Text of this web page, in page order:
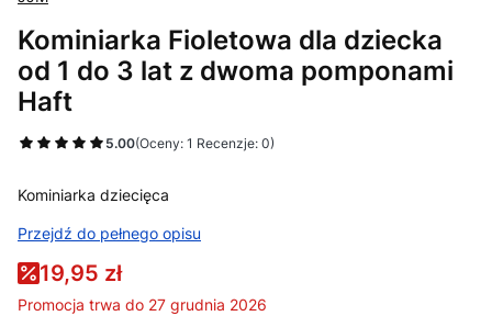
Kominiarka Fioletowa dla dziecka
od 1 do 3 lat z dwoma pomponami
Haft
5.00(Oceny: 1 Recenzje: 0)
Kominiarka dziecięca
Przejdź do pełnego opisu
19,95 zł
Promocja trwa do 27 grudnia 2026